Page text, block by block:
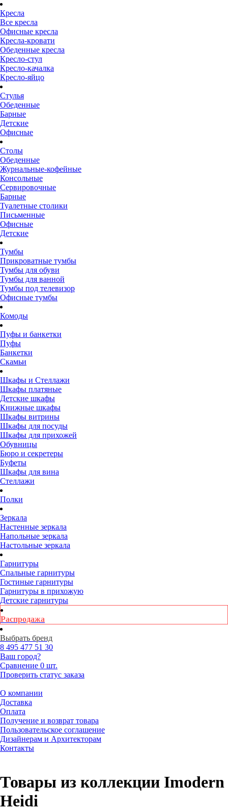
Кресла
Все кресла
Офисные кресла
Кресла-кровати
Обеденные кресла
Кресло-стул
Кресло-качалка
Кресло-яйцо
Стулья
Обеденные
Барные
Детские
Офисные
Столы
Обеденные
Журнальные-кофейные
Консольные
Сервировочные
Барные
Туалетные столики
Письменные
Офисные
Детские
Тумбы
Прикроватные тумбы
Тумбы для обуви
Тумбы для ванной
Тумбы под телевизор
Офисные тумбы
Комоды
Пуфы и банкетки
Пуфы
Банкетки
Скамьи
Шкафы и Стеллажи
Шкафы платяные
Детские шкафы
Книжные шкафы
Шкафы витрины
Шкафы для посуды
Шкафы для прихожей
Обувницы
Бюро и секретеры
Буфеты
Шкафы для вина
Стеллажи
Полки
Зеркала
Настенные зеркала
Напольные зеркала
Настольные зеркала
Гарнитуры
Спальные гарнитуры
Гостиные гарнитуры
Гарнитуры в прихожую
Детские гарнитуры
Распродажа
Выбрать бренд
8 495 477 51 30
Ваш город?
Сравнение 0 шт.
Проверить статус заказа
О компании
Доставка
Оплата
Получение и возврат товара
Пользовательское соглашение
Дизайнерам и Архитекторам
Контакты
Товары из коллекции Imodern
Heidi